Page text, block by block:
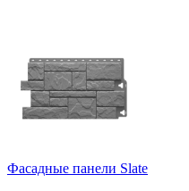
Фасадные панели Slate